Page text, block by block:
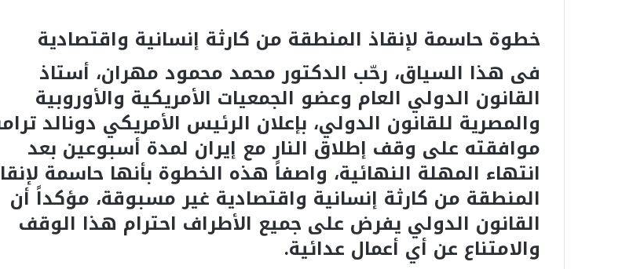
خطوة حاسمة لإنقاذ المنطقة من كارثة إنسانية واقتصادية
فى هذا السياق، رحّب الدكتور محمد محمود مهران، أستاذ
القانون الدولي العام وعضو الجمعيات الأمريكية والأوروبية
والمصرية للقانون الدولي، بإعلان الرئيس الأمريكي دونالد
موافقته على وقف إطلاق النار مع إيران لمدة أسبوعين بعد
انتهاء المهلة النهائية، واصفاً هذه الخطوة بأنها حاسمة
المنطقة من كارثة إنسانية واقتصادية غير مسبوقة، مؤكداً أن
القانون الدولي يفرض على جميع الأطراف احترام هذا الوقف
والامتناع عن أي أعمال عدائية.